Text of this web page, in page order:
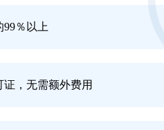
％以上
，无需额外费用